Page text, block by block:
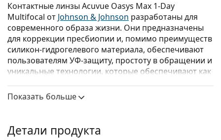
Контактные линзы Acuvue Oasys Max 1-Day
Multifocal от Johnson & Johnson разработаны для
современного образа жизни. Они предназначены
для коррекции пресбиопии и, помимо преимуществ
силикон-гидрогелевого материала, обеспечивают
пользователям УФ-защиту, простоту в обращении и
уникальные технологии, которые обеспечивают как
Acuvue Oasys Max 1-Day Multifocal сочетают в себе
четкое и комфортное зрение для пользователей с
Показать больше
Детали продукта